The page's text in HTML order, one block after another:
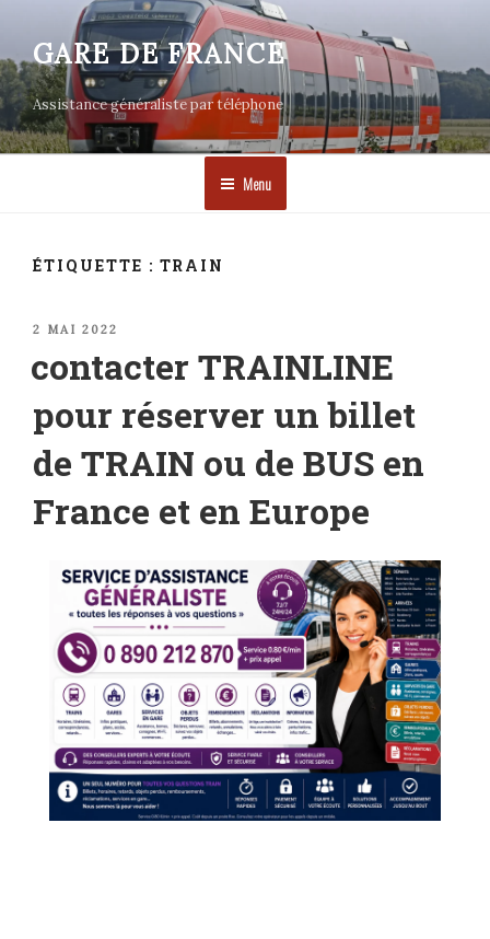
contenu
principal
GARE DE FRANCE
Assistance généraliste par téléphone
Menu
ÉTIQUETTE : TRAIN
PUBLIÉ
2 MAI 2022
contacter TRAINLINE
pour réserver un billet
de TRAIN ou de BUS en
France et en Europe